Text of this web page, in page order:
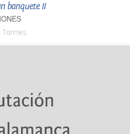
banquete II
Tormes